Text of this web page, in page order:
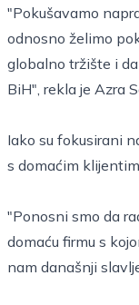
"Pokušavamo
odnosno želimo
globalno tržište i
BiH", rekla je Azra
Iako su fokusirani
s domaćim
"Ponosni smo da
domaću firmu s
nam današnji